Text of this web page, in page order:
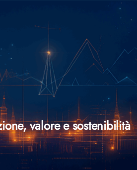
valore e sostenibilità